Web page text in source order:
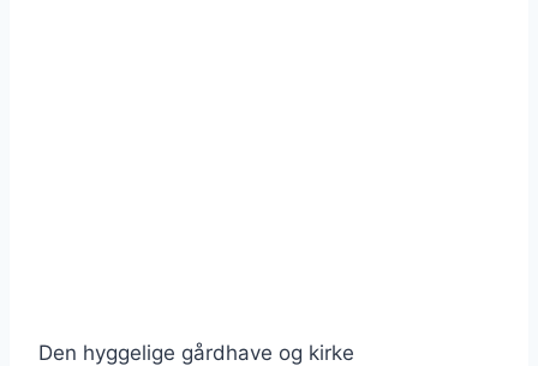
Den hyggelige gårdhave og kirke